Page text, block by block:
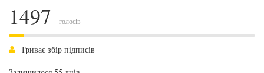
1497 голосів
Триває збір підписів